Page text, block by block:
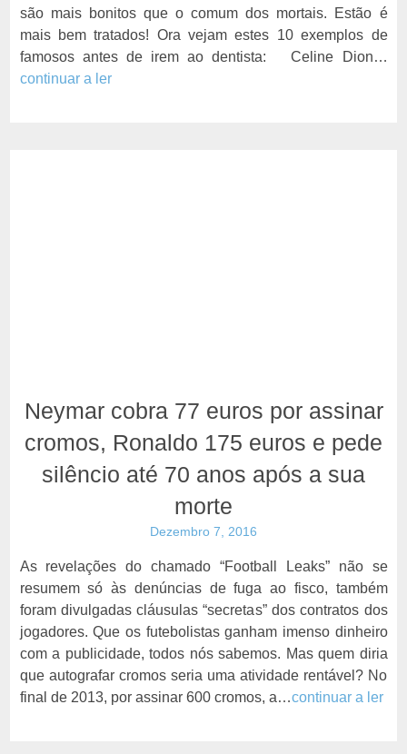
são mais bonitos que o comum dos mortais. Estão é
mais bem tratados! Ora vejam estes 10 exemplos de
famosos antes de irem ao dentista: Celine Dion…
continuar a ler
Neymar cobra 77 euros por assinar
cromos, Ronaldo 175 euros e pede
silêncio até 70 anos após a sua
morte
Dezembro 7, 2016
As revelações do chamado “Football Leaks” não se
resumem só às denúncias de fuga ao fisco, também
foram divulgadas cláusulas “secretas” dos contratos dos
jogadores. Que os futebolistas ganham imenso dinheiro
com a publicidade, todos nós sabemos. Mas quem diria
que autografar cromos seria uma atividade rentável? No
final de 2013, por assinar 600 cromos, a…continuar a ler